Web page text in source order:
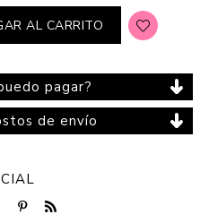
AL CARRITO
pagar?
de envío